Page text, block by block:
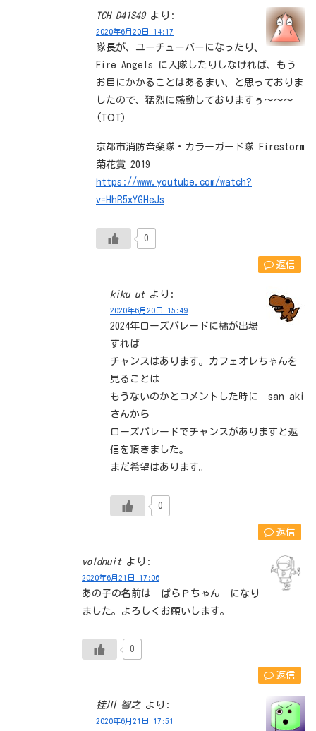
TCH D41S49 より:
2020年6月20日 14:17
隊長が、ユーチューバーになったり、
Fire Angels に入隊したりしなければ、もう
お目にかかることはあるまい、と思っておりま
したので、猛烈に感動しておりますぅ～～～
(TОT）
京都市消防音楽隊・カラーガード隊 Firestorm
菊花賞 2019
https://www.youtube.com/watch?
v=HhR5xYGHeJs
0
返信
kiku ut より:
2020年6月20日 15:49
2024年ローズパレードに橘が出場
すれば
チャンスはあります。カフェオレちゃんを
見ることは
もうないのかとコメントした時に san aki
さんから
ローズパレードでチャンスがありますと返
信を頂きました。
まだ希望はあります。
0
返信
voldnuit より:
2020年6月21日 17:06
あの子の名前は ぱらＰちゃん になり
ました。よろしくお願いします。
0
返信
桂川 智之 より:
2020年6月21日 17:51